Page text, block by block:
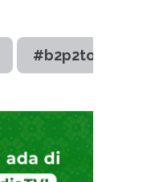
#b2p2toot